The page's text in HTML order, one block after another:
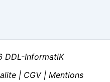
InformatiK
| CGV | Mentions